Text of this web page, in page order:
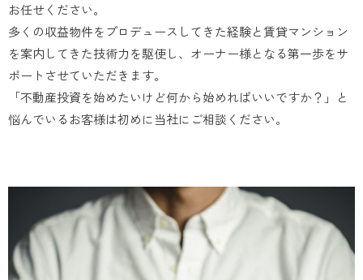
お任せください。
多くの収益物件をプロデュースしてきた経験と賃貸マンション
を案内してきた技術力を駆使し、オーナー様となる第一歩をサ
ポートさせていただきます。
「不動産投資を始めたいけど何から始めればいいですか？」と
悩んでいるお客様は初めに当社にご相談ください。